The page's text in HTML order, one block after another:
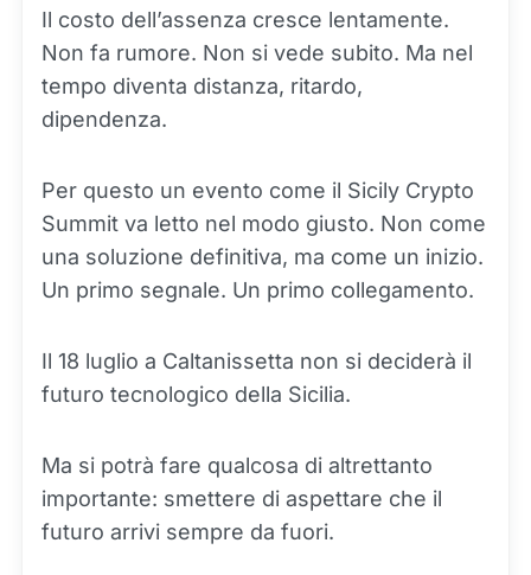
Il costo dell’assenza cresce lentamente.
Non fa rumore. Non si vede subito. Ma nel
tempo diventa distanza, ritardo,
dipendenza.
Per questo un evento come il Sicily Crypto
Summit va letto nel modo giusto. Non come
una soluzione definitiva, ma come un inizio.
Un primo segnale. Un primo collegamento.
Il 18 luglio a Caltanissetta non si deciderà il
futuro tecnologico della Sicilia.
Ma si potrà fare qualcosa di altrettanto
importante: smettere di aspettare che il
futuro arrivi sempre da fuori.